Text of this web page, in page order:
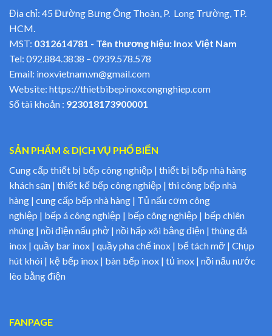
Địa chỉ: 45 Đường Bưng Ông Thoàn, P. Long Trường, TP.
HCM.
MST: 0312614781 - Tên thương hiệu: Inox Việt Nam
Tel: 092.884.3838 – 0939.578.578
Email: inoxvietnam.vn@gmail.com
Website: https://thietbibepinoxcongnghiep.com
Số tài khoản : 923018173900001
SẢN PHẨM & DỊCH VỤ PHỔ BIẾN
Cung cấp thiết bị bếp công nghiệp | thiết bị bếp nhà hàng
khách sạn | thiết kế bếp công nghiệp | thi công bếp nhà
hàng | cung cấp bếp nhà hàng | Tủ nấu cơm công
nghiệp | bếp á công nghiệp | bếp công nghiệp | bếp chiên
nhúng | nồi điện nấu phở | nồi hấp xôi bằng điện | thùng đá
inox | quầy bar inox | quầy pha chế inox | bể tách mỡ | Chụp
hút khói | kệ bếp inox | bàn bếp inox | tủ inox | nồi nấu nước
lèo bằng điện
FANPAGE